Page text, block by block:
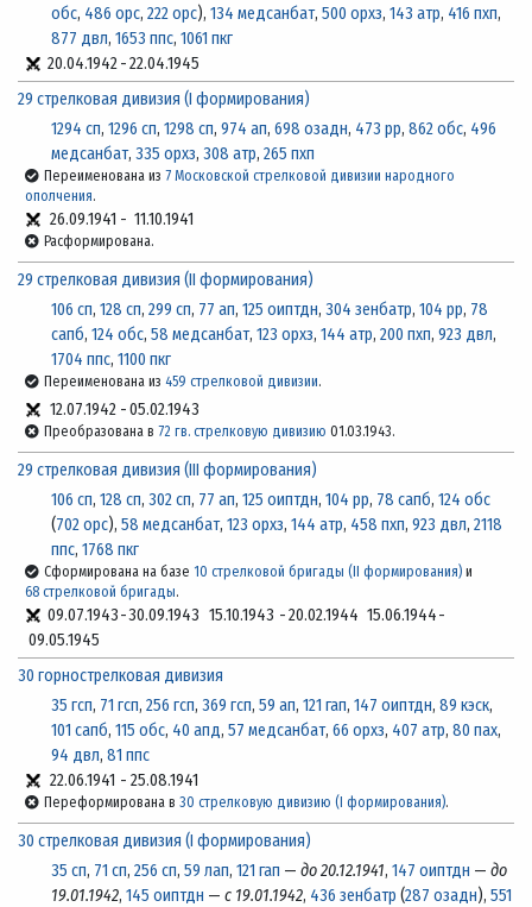
обс, 486 орс, 222 орс), 134 медсанбат, 500 орхз, 143 атр, 416 пхп,
877 двл, 1653 ппс, 1061 пкг
20.04.1942-22.04.1945
29 стрелковая дивизия (I формирования)
1294 сп, 1296 сп, 1298 сп, 974 ап, 698 озадн, 473 рр, 862 обс, 496
медсанбат, 335 орхз, 308 атр, 265 пхп
Переименована из7 Московской стрелковой дивизии народного
ополчения.
26.09.1941 - 11.10.1941
Расформирована.
29 стрелковая дивизия (II формирования)
106 сп, 128 сп, 299 сп, 77 ап, 125 оиптдн, 304 зенбатр, 104 рр, 78
сапб, 124 обс, 58 медсанбат, 123 орхз, 144 атр, 200 пхп, 923 двл,
1704 ппс, 1100 пкг
Переименована из459 стрелковой дивизии.
12.07.1942 -05.02.1943
Преобразована в72 гв. стрелковую дивизию 01.03.1943.
29 стрелковая дивизия (III формирования)
106 сп, 128 сп, 302 сп, 77 ап, 125 оиптдн, 104 рр, 78 сапб, 124 обс
(702 орс), 58 медсанбат, 123 орхз, 144 атр, 458 пхп, 923 двл, 2118
ппс, 1768 пкг
Сформирована на базе 10 стрелковой бригады (II формирования) и
68 стрелковой бригады.
09.07.1943-30.09.1943 15.10.1943 -20.02.1944 15.06.1944-
09.05.1945
30 горнострелковая дивизия
35 гсп, 71 гсп, 256 гсп, 369 гсп, 59 ап, 121 гап, 147 оиптдн, 89 кэск,
101 сапб, 115 обс, 40 апд, 57 медсанбат, 66 орхз, 407 атр, 80 пах,
94 двл, 81 ппс
22.06.1941 - 25.08.1941
Переформирована в30 стрелковую дивизию (I формирования).
30 стрелковая дивизия (I формирования)
35 сп, 71 сп, 256 сп, 59 лап, 121 гап — до 20.12.1941, 147 оиптдн — до
19.01.1942, 145 оиптдн — с 19.01.1942, 436 зенбатр (287 озадн), 551